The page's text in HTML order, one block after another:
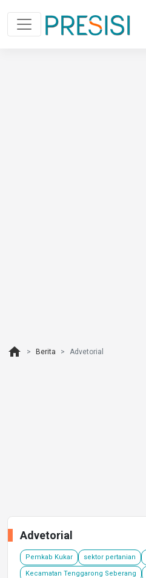
home Berita Advetorial
Advetorial
Pemkab Kukar sektor pertanian
Kecamatan Tenggarong Seberang